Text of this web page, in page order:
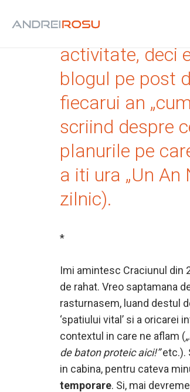
Daca esti
activitate, deci
blogul pe post
fiecarui an
scriind despre
planurile pe
a iti ura „Un
zilnic).
*
Imi amintesc Craciunul din
de rahat. Vreo saptamana
rasturnasem, luand destul
‘spatiului vital’ si a oricarei
contextul in care ne aflam (
de baton proteic aici!”etc.).
in cabina, pentru cateva
temporare. Si, mai